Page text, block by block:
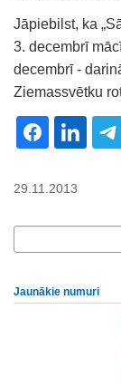
Jāpiebilst, ka
3. decembrī
decembrī -
Ziemassvētku
29.11.2013
Jaunākie numuri